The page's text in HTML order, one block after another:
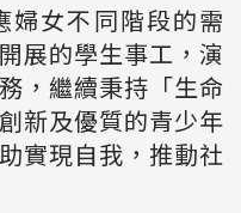
婦女不同階段的需
展的學生事工，演
，繼續秉持「生命
新及優質的青少年
實現自我，推動社